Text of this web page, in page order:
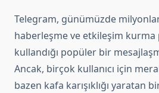
Telegram, günümüzde
haberleşme ve etkileşim
kullandığı popüler bir
Ancak, birçok kullanıcı için
bazen kafa karışıklığı yaratan